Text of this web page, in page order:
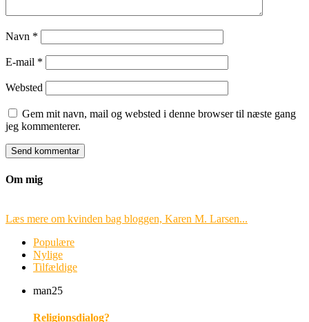
Navn *
E-mail *
Websted
Gem mit navn, mail og websted i denne browser til næste gang
jeg kommenterer.
Om mig
Læs mere om kvinden bag bloggen, Karen M. Larsen...
Populære
Nylige
Tilfældige
man25
Religionsdialog?